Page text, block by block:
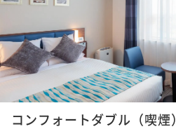
コンフォートダブル（喫煙）